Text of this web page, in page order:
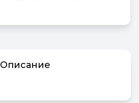
Описание